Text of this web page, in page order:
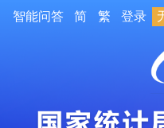
智能问答 简 繁 登录